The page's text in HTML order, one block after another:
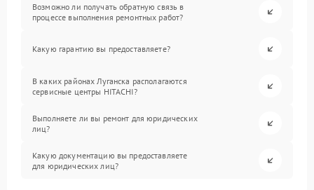
Возможно ли получать обратную связь в
процессе выполнения ремонтных работ?
Какую гарантию вы предоставляете?
В каких районах Луганска располагаются
сервисные центры HITACHI?
Выполняете ли вы ремонт для юридических
лиц?
Какую документацию вы предоставляете
для юридических лиц?